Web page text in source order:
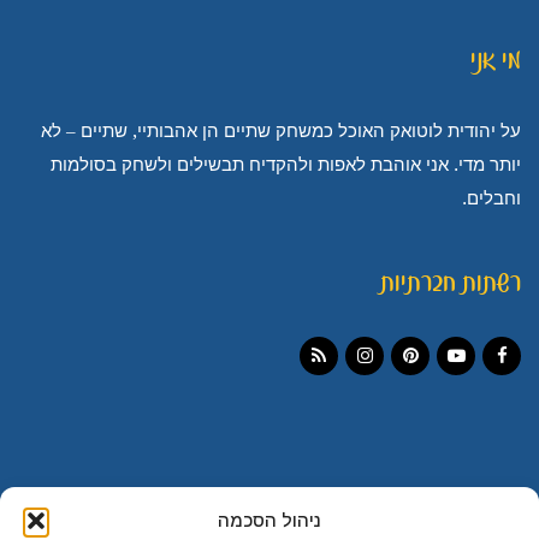
ניהול הסכמה
מי אני
על יהודית לוטואק האוכל כמשחק שתיים הן אהבותיי, שתיים – לא
יותר מדי. אני אוהבת לאפות ולהקדיח תבשילים ולשחק בסולמות
וחבלים.
רשתות חברתיות